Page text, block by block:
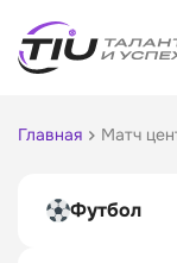
Главная Матч
Футбол